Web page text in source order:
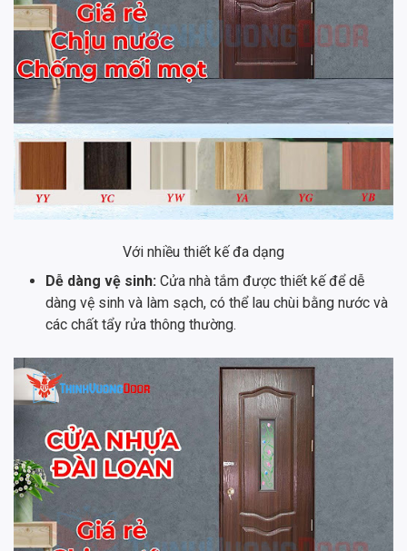
Với nhiều thiết kế đa dạng
Dễ dàng vệ sinh: Cửa nhà tắm được thiết kế để dễ
dàng vệ sinh và làm sạch, có thể lau chùi bằng nước và
các chất tẩy rửa thông thường.